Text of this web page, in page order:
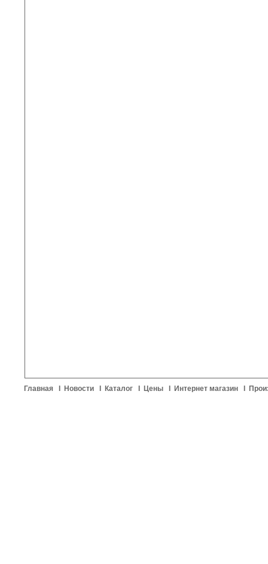
Главная Новости Каталог Цены Интернет магазин